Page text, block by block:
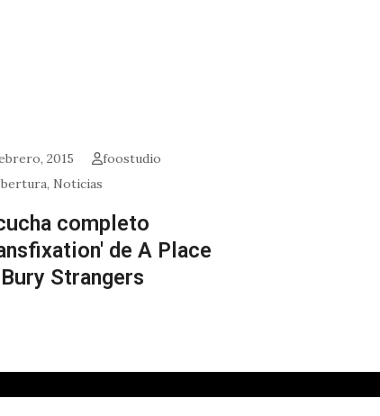
2015
foostudio
, Noticias
completo
de A Place
Strangers